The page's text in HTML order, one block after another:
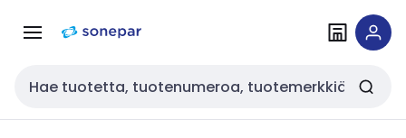
navigointiinsisältöön
Haku